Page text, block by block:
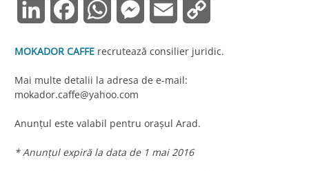
LinkedInFacebookWhatsAppMessenger
Email
MOKADOR CAFFE recrutează consilier juridic.
Mai multe detalii la adresa de e-mail:
mokador.caffe@yahoo.com
Anunțul este valabil pentru orașul Arad.
* Anunțul expiră la data de 1 mai 2016